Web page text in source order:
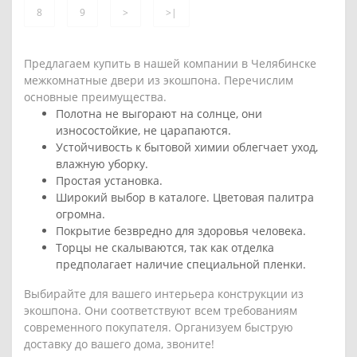
8 9 > >|
Предлагаем купить в нашей компании в Челябинске
межкомнатные двери из экошпона. Перечислим
основные преимущества.
Полотна не выгорают на солнце, они
износостойкие, не царапаются.
Устойчивость к бытовой химии облегчает уход,
влажную уборку.
Простая установка.
Широкий выбор в каталоге. Цветовая палитра
огромна.
Покрытие безвредно для здоровья человека.
Торцы не скалываются, так как отделка
предполагает наличие специальной пленки.
Выбирайте для вашего интерьера конструкции из
экошпона. Они соответствуют всем требованиям
современного покупателя. Организуем быструю
доставку до вашего дома, звоните!